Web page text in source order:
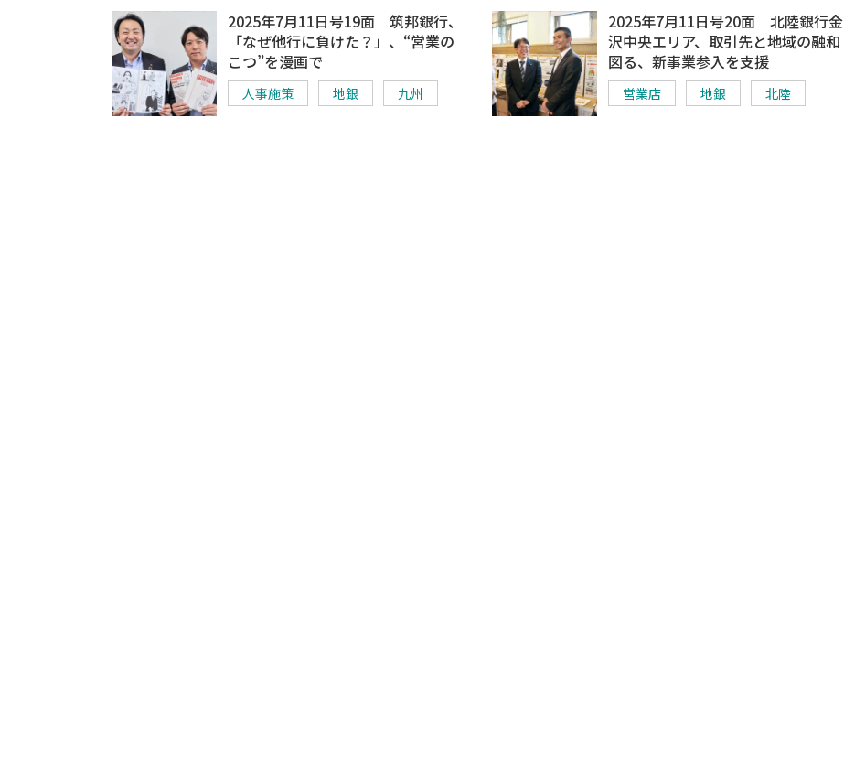
2025年7月11日号19面 筑邦銀行、
「なぜ他行に負けた？」、“営業の
こつ”を漫画で
人事施策 地銀 九州
2025年7月11日号20面 北陸銀行金
沢中央エリア、取引先と地域の融和
図る、新事業参入を支援
営業店 地銀 北陸